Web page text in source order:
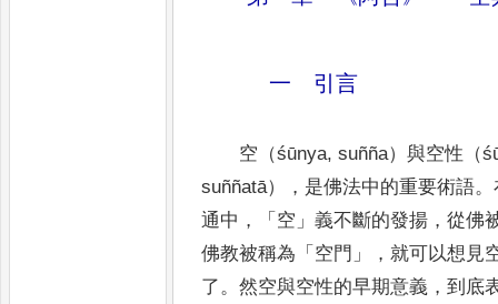
一 引言
空（śūnya,suñña）與空性（
suññatā） ， 是佛法中的重要術語。
通中 ，「 空 」義不斷的發揚 ，從佛
佛教被稱為 「 空門 」，就可以想見
了。然空與空性的早期意義 ，到底